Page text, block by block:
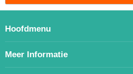
Hoofdmenu
Meer Informatie